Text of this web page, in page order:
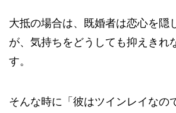
大抵の場合は、既婚者は恋心を隠
が、気持ちをどうしても抑えきれ
す。
そんな時に「彼はツインレイなの